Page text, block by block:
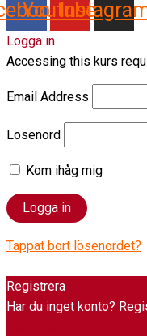
Youtube
Logga in
Accessing this kurs
Email Address
Lösenord
Kom ihåg mig
Tappat bort lösenordet?
Registrera
Har du inget konto?